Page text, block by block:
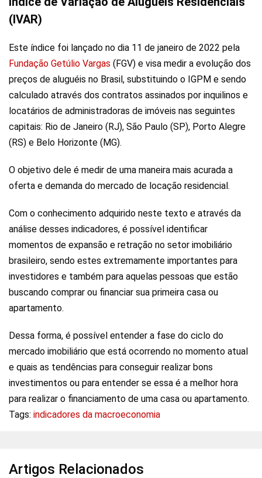
(IVAR)
Este índice foi lançado no dia 11 de janeiro de 2022 pela
Fundação Getúlio Vargas (FGV) e visa medir a evolução dos
preços de aluguéis no Brasil, substituindo o IGPM e sendo
calculado através dos contratos assinados por inquilinos e
locatários de administradoras de imóveis nas seguintes
capitais: Rio de Janeiro (RJ), São Paulo (SP), Porto Alegre
(RS) e Belo Horizonte (MG).
O objetivo dele é medir de uma maneira mais acurada a
oferta e demanda do mercado de locação residencial.
Com o conhecimento adquirido neste texto e através da
análise desses indicadores, é possível identificar
momentos de expansão e retração no setor imobiliário
brasileiro, sendo estes extremamente importantes para
investidores e também para aquelas pessoas que estão
buscando comprar ou financiar sua primeira casa ou
apartamento.
Dessa forma, é possível entender a fase do ciclo do
mercado imobiliário que está ocorrendo no momento atual
e quais as tendências para conseguir realizar bons
investimentos ou para entender se essa é a melhor hora
para realizar o financiamento de uma casa ou apartamento.
Tags: indicadores da macroeconomia
Artigos Relacionados